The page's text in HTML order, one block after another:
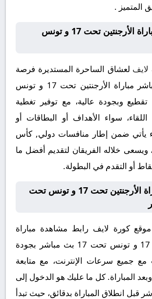
المتميز .
بث مباشر مباراة الأرجنتين تحت 17 و تونس
لايف لعشاق الساحرة المستديرة فرصة
مشاهدة بث مباشر مباراة الأرجنتين تحت 17 و تونس
بدون تقطيع وبجودة عالية، مع توفير تغطية
سواء الأهداف أو البطاقات أو
يأتي ضمن إطار منافسات دولي, كأس
تحت 17، ويسعى خلاله الفريقان لتقديم أفضل ما
أو التقدم في البطولة.
مشاهدة مباراة الأرجنتين تحت 17 و تونس تحت
كورة لايف رابط مشاهدة مباراة
الأرجنتين تحت 17 و تونس تحت 17 بث مباشر بجودة
مع جميع سرعات الإنترنت، مع متابعة
وبعد المباراة. كل ما عليك هو الدخول إلى
قبل انطلاق المباراة بدقائق، حيث تبدأ